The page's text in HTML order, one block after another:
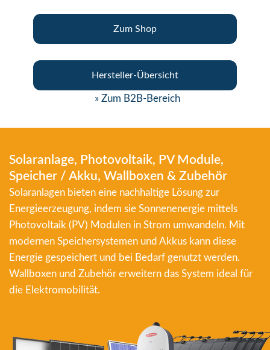
Zum Shop
Hersteller-Übersicht
» Zum B2B-Bereich
Solaranlage, Photovoltaik, PV Module,
Speicher / Akku, Wallboxen & Zubehör
Solaranlagen bieten eine nachhaltige Lösung zur
Energieerzeugung, indem sie Sonnenenergie mittels
Photovoltaik (PV) Modulen in Strom umwandeln. Mit
modernen Speichersystemen und Akkus kann diese
Energie gespeichert und bei Bedarf genutzt werden.
Wallboxen und Zubehör erweitern das System ideal für
die Elektromobilität.